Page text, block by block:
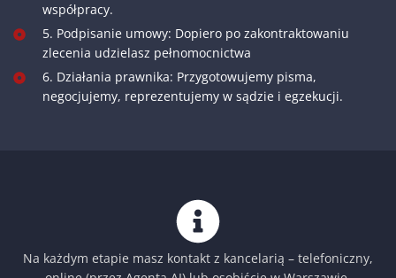
współpracy.
5. Podpisanie umowy: Dopiero po zakontraktowaniu
zlecenia udzielasz pełnomocnictwa
6. Działania prawnika: Przygotowujemy pisma,
negocjujemy, reprezentujemy w sądzie i egzekucji.
Na każdym etapie masz kontakt z kancelarią – telefoniczny,